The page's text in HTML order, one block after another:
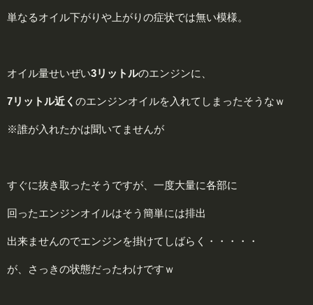
単なるオイル下がりや上がりの症状では無い模様。
オイル量せいぜい3リットルのエンジンに、
7リットル近く のエンジンオイルを入れてしまったそうなｗ
※誰が入れたかは聞いてませんが
すぐに抜き取ったそうですが、一度大量に各部に
回ったエンジンオイルはそう簡単には排出
出来ませんのでエンジンを掛けてしばらく・・・・・
が、さっきの状態だったわけですｗ